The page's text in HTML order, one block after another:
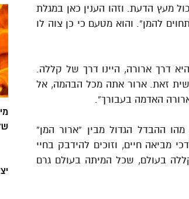
מעץ הדעת. וזהו הענין כאן במגלת
להמן”. והוא מטעם כי כן צוה לו
דרך ארורה, היינו דרך של קללה.
זאת. ארור אתה מכל הבהמה, אל
האדמה בעבורך”.
ההבדל הגדול מבין “ארור המן”
מביאה חיים, וזוכים להידבק בחיי
בעולם, שכל המיתה בעולם גרם